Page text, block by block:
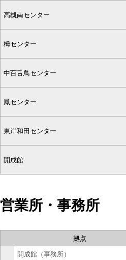
高槻南センター
栂センター
中百舌鳥センター
鳳センター
東岸和田センター
開成館
営業所・事務所
拠点
開成館（事務所）